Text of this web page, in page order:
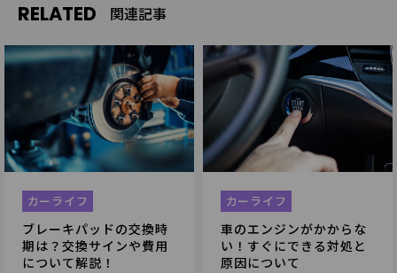
RELATED 関連記事
カーライフ
ブレーキパッドの交換時
期は？交換サインや費用
について解説！
カーライフ
車のエンジンがかからな
い！すぐにできる対処と
原因について